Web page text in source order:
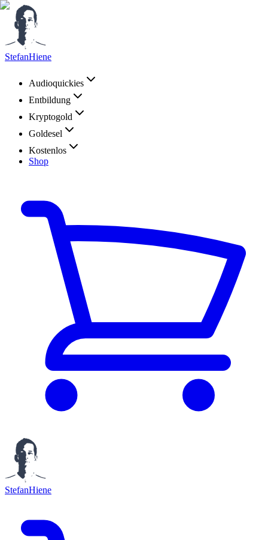
StefanHiene
Audioquickies
Entbildung
Kryptogold
Goldesel
Kostenlos
Shop
StefanHiene